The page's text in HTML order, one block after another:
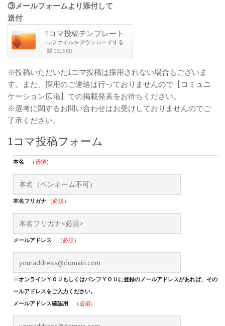
③メールフォームより添付して
送付
1コマ投稿テンプレート
zipファイルをダウンロードする
32.15 KB
※投稿いただいた1コマ投稿は採用されない場合もございま
す。また、採用のご連絡は行っておりませんので【コミュニ
ケーション広場】での掲載発表をお待ちください。
※選考に関するお問い合わせはお受けしておりませんのでご
了承ください。
1コマ投稿フォーム
本名 （必須）
本名フリガナ （必須）
メールアドレス （必須）
※オンラインＹＯＵもしくはパンフＹＯＵに登録のメールアドレスがあれば、そのメ
ールアドレスをご入力ください。
メールアドレス確認用
（必須）